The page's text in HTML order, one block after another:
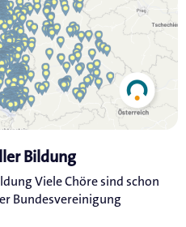
Bildung
Viele Chöre sind schon
Bundesvereinigung